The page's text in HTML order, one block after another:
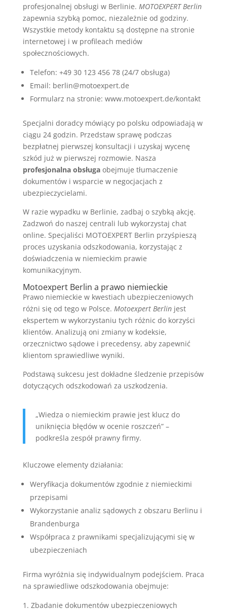
profesjonalnej obsługi w Berlinie. MOTOEXPERT Berlin
zapewnia szybką pomoc, niezależnie od godziny.
Wszystkie metody kontaktu są dostępne na stronie
internetowej i w profileach mediów
społecznościowych.
Telefon: +49 30 123 456 78 (24/7 obsługa)
Email: berlin@motoexpert.de
Formularz na stronie: www.motoexpert.de/kontakt
Specjalni doradcy mówiący po polsku odpowiadają w
ciągu 24 godzin. Przedstaw sprawę podczas
bezpłatnej pierwszej konsultacji i uzyskaj wycenę
szkód już w pierwszej rozmowie. Nasza
profesjonalna obsługaobejmuje tłumaczenie
dokumentów i wsparcie w negocjacjach z
ubezpieczycielami.
W razie wypadku w Berlinie, zadbaj o szybką akcję.
Zadzwoń do naszej centrali lub wykorzystaj chat
online. Specjaliści MOTOEXPERT Berlin przyśpieszą
proces uzyskania odszkodowania, korzystając z
doświadczenia w niemieckim prawie
komunikacyjnym.
Motoexpert Berlin a prawo niemieckie
Prawo niemieckie w kwestiach ubezpieczeniowych
różni się od tego w Polsce. Motoexpert Berlinjest
ekspertem w wykorzystaniu tych różnic do korzyści
klientów. Analizują oni zmiany w kodeksie,
orzecznictwo sądowe i precedensy, aby zapewnić
klientom sprawiedliwe wyniki.
Podstawą sukcesu jest dokładne śledzenie przepisów
dotyczących odszkodowań za uszkodzenia.
„Wiedza o niemieckim prawie jest klucz do
uniknięcia błędów w ocenie roszczeń” –
podkreśla zespół prawny firmy.
Kluczowe elementy działania:
Weryfikacja dokumentów zgodnie z niemieckimi
przepisami
Wykorzystanie analiz sądowych z obszaru Berlinu i
Brandenburga
Współpraca z prawnikami specjalizującymi się w
ubezpieczeniach
Firma wyróżnia się indywidualnym podejściem. Praca
na sprawiedliwe odszkodowania obejmuje:
Zbadanie dokumentów ubezpieczeniowych